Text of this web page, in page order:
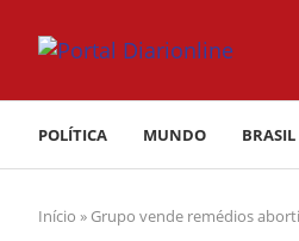
POLÍTICA MUNDO BRASIL
Início » Grupo vende remédios